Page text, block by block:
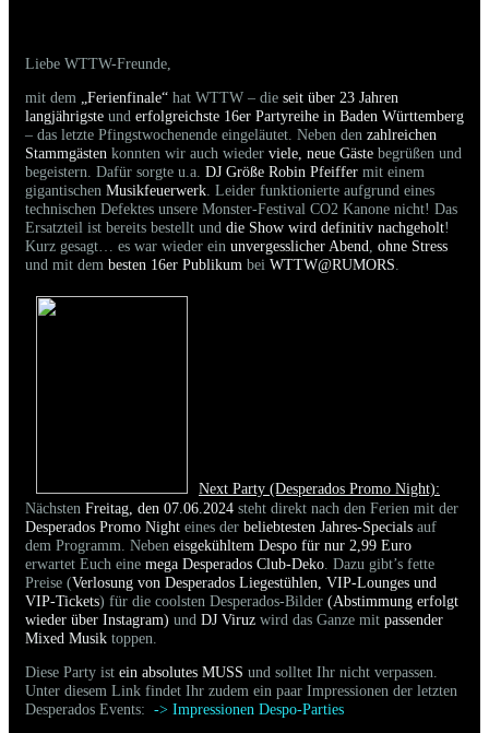
Liebe WTTW-Freunde,
mit dem „Ferienfinale“ hat WTTW – die seit über 23 Jahren
langjährigste und erfolgreichste 16er Partyreihe in Baden Württemberg
– das letzte Pfingstwochenende eingeläutet. Neben den zahlreichen
Stammgästen konnten wir auch wieder viele, neue Gäste begrüßen und
begeistern. Dafür sorgte u.a. DJ Größe Robin Pfeiffer mit einem
gigantischen Musikfeuerwerk. Leider funktionierte aufgrund eines
technischen Defektes unsere Monster-Festival CO2 Kanone nicht! Das
Ersatzteil ist bereits bestellt und die Show wird definitiv nachgeholt!
Kurz gesagt… es war wieder ein unvergesslicher Abend, ohne Stress
und mit dem besten 16er Publikum bei WTTW@RUMORS.
Next Party (Desperados Promo Night):
Nächsten Freitag, den 07.06.2024 steht direkt nach den Ferien mit der
Desperados Promo Night eines der beliebtesten Jahres-Specials auf
dem Programm. Neben eisgekühltem Despo für nur 2,99 Euro
erwartet Euch eine mega Desperados Club-Deko . Dazu gibt’s fette
Preise (Verlosung von Desperados Liegestühlen, VIP-Lounges und
VIP-Tickets) für die coolsten Desperados-Bilder (Abstimmung erfolgt
wieder über Instagram) und DJ Viruz wird das Ganze mit passender
Mixed Musik toppen.
Diese Party ist ein absolutes MUSS und solltet Ihr nicht verpassen.
Unter diesem Link findet Ihr zudem ein paar Impressionen der letzten
Desperados Events: -> Impressionen Despo-Parties